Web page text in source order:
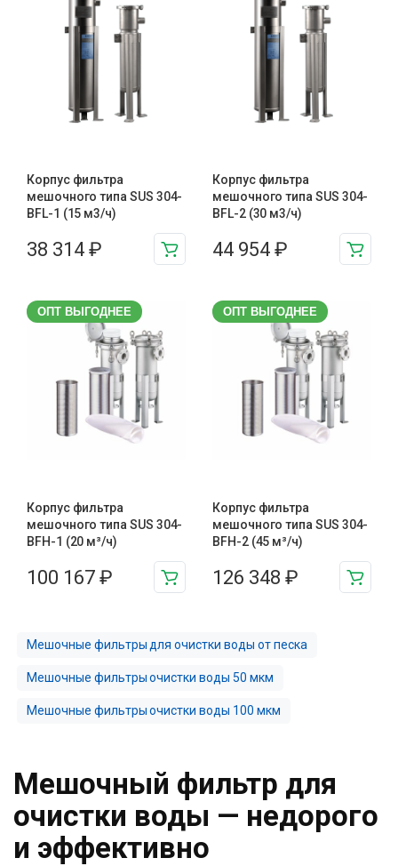
Корпус фильтра
мешочного типа SUS 304-
BFL-1 (15 м3/ч)
38 314 ₽
Корпус фильтра
мешочного типа SUS 304-
BFL-2 (30 м3/ч)
44 954 ₽
ОПТ ВЫГОДНЕЕ
Корпус фильтра
мешочного типа SUS 304-
BFH-1 (20 м³/ч)
100 167 ₽
ОПТ ВЫГОДНЕЕ
Корпус фильтра
мешочного типа SUS 304-
BFH-2 (45 м³/ч)
126 348 ₽
Мешочные фильтры для очистки воды от песка
Мешочные фильтры очистки воды 50 мкм
Мешочные фильтры очистки воды 100 мкм
Мешочный фильтр для
очистки воды — недорого
и эффективно